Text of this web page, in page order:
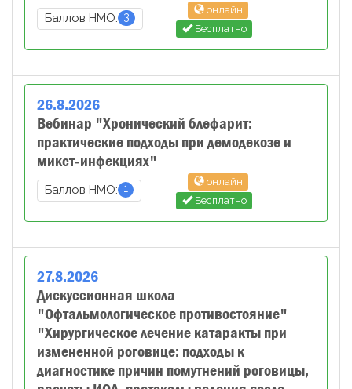
Баллов НМО: 3
онлайн
Бесплатно
26.8.2026
Вебинар "Хронический блефарит:
практические подходы при демодекозе и
микст‑инфекциях"
Баллов НМО: 1
онлайн
Бесплатно
27.8.2026
Дискуссионная школа
"Офтальмологическое противостояние"
"Хирургическое лечение катаракты при
измененной роговице: подходы к
диагностике причин помутнений роговицы,